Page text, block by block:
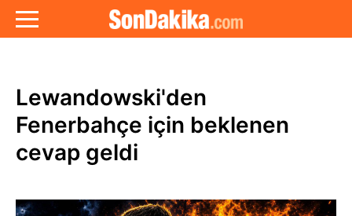
Lewandowski'den
Fenerbahçe için beklenen
cevap geldi